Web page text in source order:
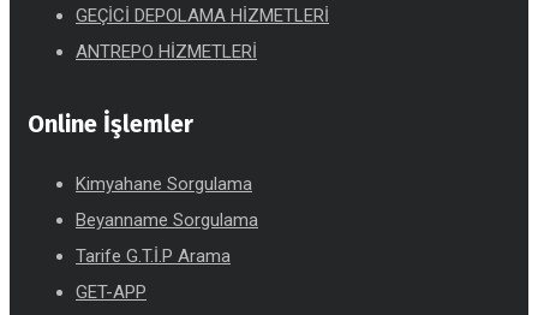
GEÇİCİ DEPOLAMA HİZMETLERİ
ANTREPO HİZMETLERİ
Online İşlemler
Kimyahane Sorgulama
Beyanname Sorgulama
Tarife G.T.İ.P Arama
GET-APP